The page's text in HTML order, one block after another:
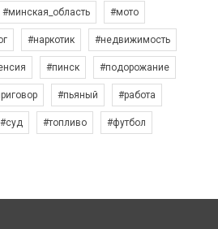
#минская_область #мото
#наркотик #недвижимость
#пинск #подорожание
#пьяный #работа
#суд #топливо #футбол